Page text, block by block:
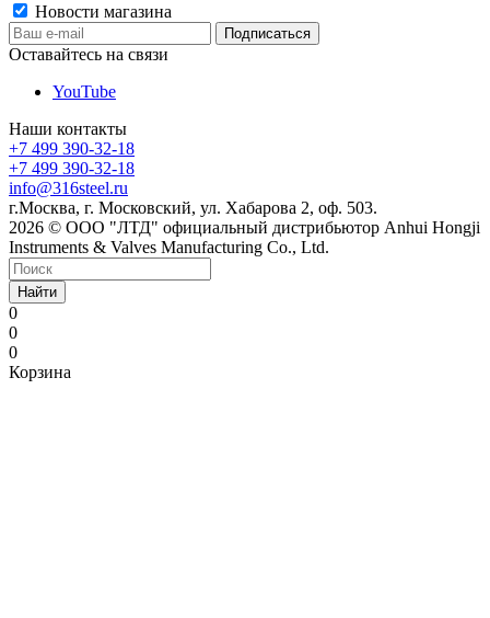
Новости магазина
Оставайтесь на связи
YouTube
Наши контакты
+7 499 390-32-18
+7 499 390-32-18
info@316steel.ru
г.Москва, г. Московский, ул. Хабарова 2, оф. 503.
2026 © ООО "ЛТД" официальный дистрибьютор Anhui Hongji
Instruments & Valves Manufacturing Co., Ltd.
Найти
0
0
0
Корзина